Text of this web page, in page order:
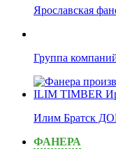
Ярославская
Группа
Илим Братск
ФАНЕРА